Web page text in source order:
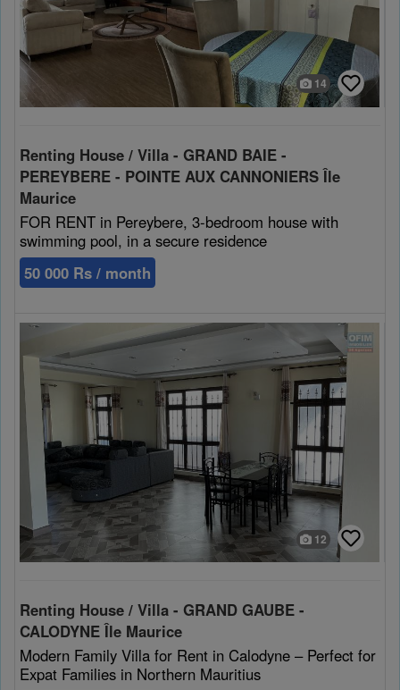
14
Renting House / Villa - GRAND BAIE -
PEREYBERE - POINTE AUX CANNONIERS Île
Maurice
FOR RENT in Pereybere, 3-bedroom house with
swimming pool, in a secure residence
50 000 Rs / month
12
Renting House / Villa - GRAND GAUBE -
CALODYNE Île Maurice
Modern Family Villa for Rent in Calodyne – Perfect for
Expat Families in Northern Mauritius